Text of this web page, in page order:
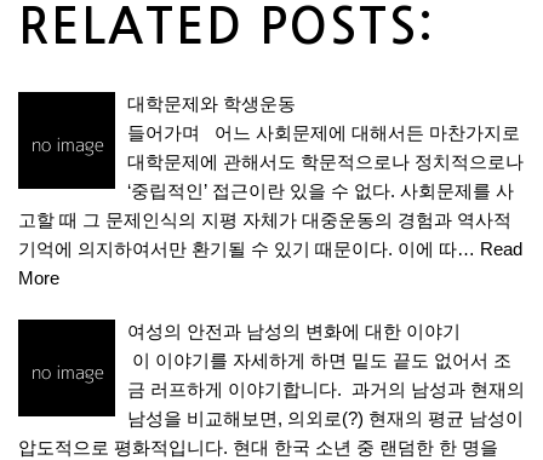
RELATED POSTS:
대학문제와 학생운동
들어가며 어느 사회문제에 대해서든 마찬가지로
대학문제에 관해서도 학문적으로나 정치적으로나
‘중립적인’ 접근이란 있을 수 없다. 사회문제를 사
고할 때 그 문제인식의 지평 자체가 대중운동의 경험과 역사적
기억에 의지하여서만 환기될 수 있기 때문이다. 이에 따… Read
More
여성의 안전과 남성의 변화에 대한 이야기
이 이야기를 자세하게 하면 밑도 끝도 없어서 조
금 러프하게 이야기합니다. 과거의 남성과 현재의
남성을 비교해보면, 의외로(?) 현재의 평균 남성이
압도적으로 평화적입니다. 현대 한국 소년 중 랜덤한 한 명을